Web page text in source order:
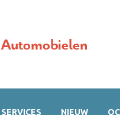
Automobielen
SERVICES NIEUW